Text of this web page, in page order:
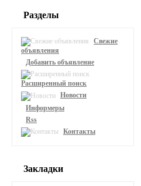
Разделы
Свежие
объявления
Добавить объявление
Расширенный поиск
Новости
Информеры
Rss
Контакты
Закладки